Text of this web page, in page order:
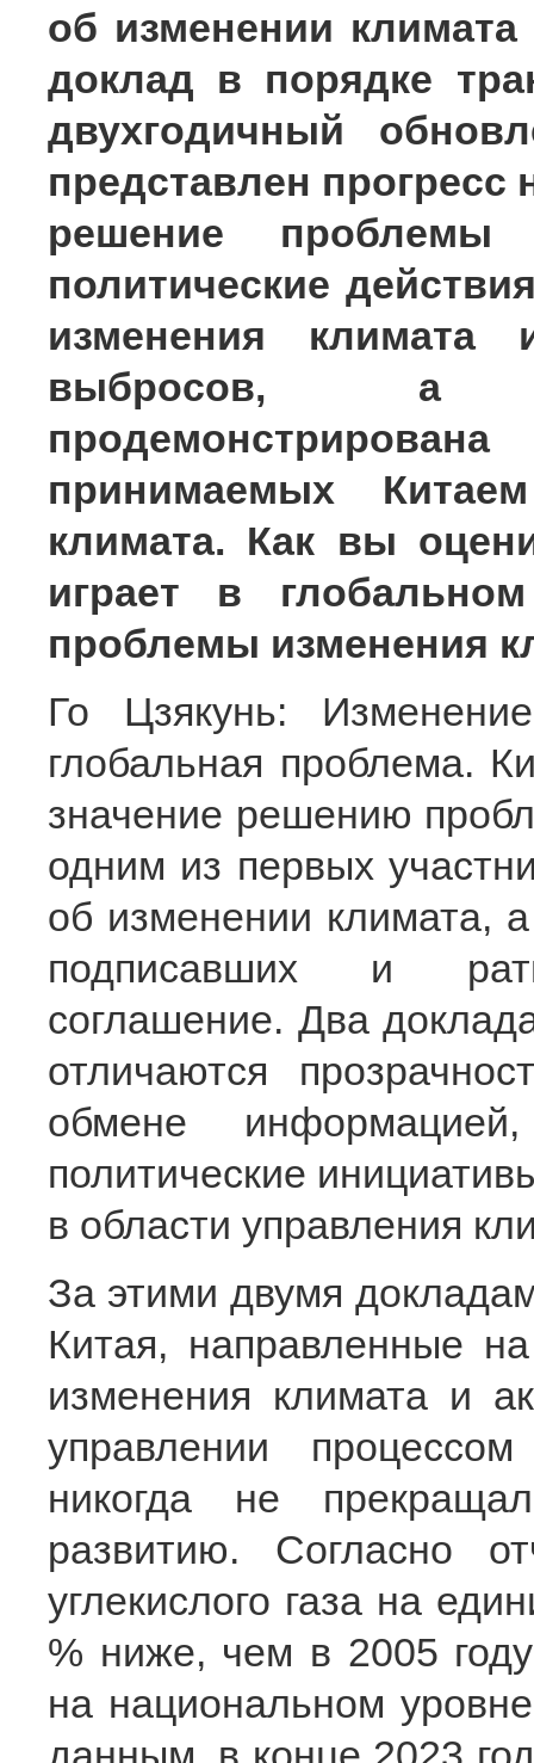
об изменении
доклад в порядке
двухгодичный
представлен прогресс
решение проблемы
политические
изменения
выбросов, а
принимаемых
климата. Как вы
играет в
проблемы изменения
Го Цзякунь:
глобальная проблема.
значение решению
одним из первых
об изменении климата,
подписавших и
соглашение. Два
отличаются
обмене
политические
в области управления
За этими двумя
Китая, направленные
изменения климата и
управлении
никогда не
развитию. Согласно
углекислого газа на
% ниже, чем в 2005
на национальном